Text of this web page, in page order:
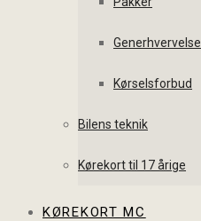
Generhvervelse
Kørselsforbud
Bilens teknik
Kørekort til 17 årige
KØREKORT MC